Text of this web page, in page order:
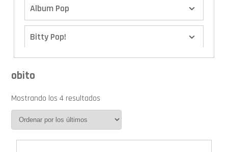
Album Pop
Bitty Pop!
Calendario de Adviento
Cover Pop!
obito
Mostrando los 4 resultados